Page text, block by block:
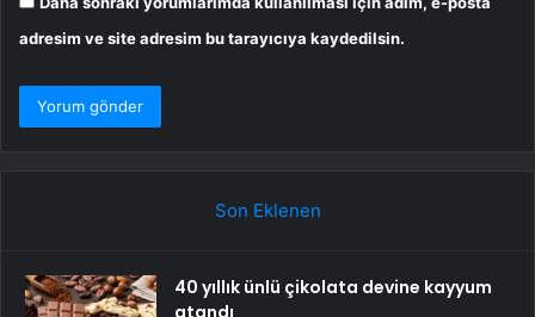
adresim ve site adresim bu tarayıcıya kaydedilsin.
Son Eklenen
40 yıllık ünlü çikolata devine kayyum